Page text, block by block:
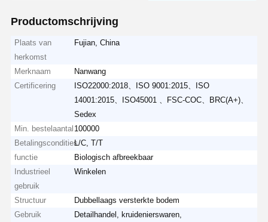
Productomschrijving
Plaats van
herkomst
Fujian, China
Merknaam
Nanwang
Certificering
ISO22000:2018、ISO 9001:2015、ISO
14001:2015、ISO45001 、FSC-COC、BRC(A+)、
Sedex
Min. bestelaantal 100000
BetalingsconditiesL/C, T/T
functie
Biologisch afbreekbaar
Industrieel
gebruik
Winkelen
Structuur
Dubbellaags versterkte bodem
Gebruik
Detailhandel, kruidenierswaren,